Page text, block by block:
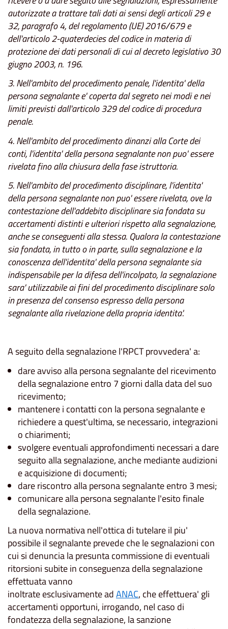
autorizzate a trattare tali dati ai sensi degli articoli 29 e
32, paragrafo 4, del regolamento (UE) 2016/679 e
dell'articolo 2-quaterdecies del codice in materia di
protezione dei dati personali di cui al decreto legislativo 30
giugno 2003, n. 196.
3. Nell'ambito del procedimento penale, l'identita' della
persona segnalante e' coperta dal segreto nei modi e nei
limiti previsti dall'articolo 329 del codice di procedura
penale.
4. Nell'ambito del procedimento dinanzi alla Corte dei
conti, l'identita' della persona segnalante non puo' essere
rivelata fino alla chiusura della fase istruttoria.
5. Nell'ambito del procedimento disciplinare, l'identita'
della persona segnalante non puo' essere rivelata, ove la
contestazione dell'addebito disciplinare sia fondata su
accertamenti distinti e ulteriori rispetto alla segnalazione,
anche se conseguenti alla stessa. Qualora la contestazione
sia fondata, in tutto o in parte, sulla segnalazione e la
conoscenza dell'identita' della persona segnalante sia
indispensabile per la difesa dell'incolpato, la segnalazione
sara' utilizzabile ai fini del procedimento disciplinare solo
in presenza del consenso espresso della persona
segnalante alla rivelazione della propria identita'.
A seguito della segnalazione l'RPCT provvedera' a:
dare avviso alla persona segnalante del ricevimento
della segnalazione entro 7 giorni dalla data del suo
ricevimento;
mantenere i contatti con la persona segnalante e
richiedere a quest'ultima, se necessario, integrazioni
o chiarimenti;
svolgere eventuali approfondimenti necessari a dare
seguito alla segnalazione, anche mediante audizioni
e acquisizione di documenti;
dare riscontro alla persona segnalante entro 3 mesi;
comunicare alla persona segnalante l'esito finale
della segnalazione.
La nuova normativa nell'ottica di tutelare il piu'
possibile il segnalante prevede che le segnalazioni con
cui si denuncia la presunta commissione di eventuali
ritorsioni subite in conseguenza della segnalazione
effettuata vanno
inoltrate esclusivamente adANAC, che effettuera' gli
accertamenti opportuni, irrogando, nel caso di
fondatezza della segnalazione, la sanzione